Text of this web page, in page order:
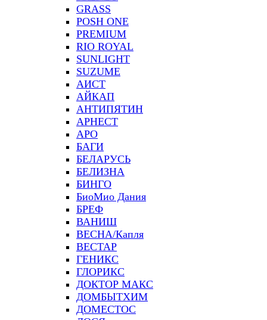
GRASS
POSH ONE
PREMIUM
RIO ROYAL
SUNLIGHT
SUZUME
АИСТ
АЙКАП
АНТИПЯТИН
АРНЕСТ
АРО
БАГИ
БЕЛАРУСЬ
БЕЛИЗНА
БИНГО
БиоМио Дания
БРЕФ
ВАНИШ
ВЕСНА/Капля
ВЕСТАР
ГЕНИКС
ГЛОРИКС
ДОКТОР МАКС
ДОМБЫТХИМ
ДОМЕСТОС